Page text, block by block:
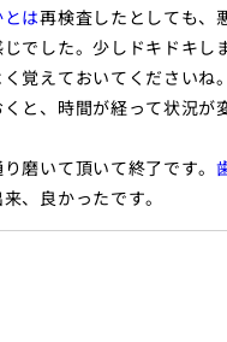
とは再検査したとしても、
でした。少しドキドキ
覚えておいてくださいね
と、時間が経って状況
磨いて頂いて終了です。
、良かったです。